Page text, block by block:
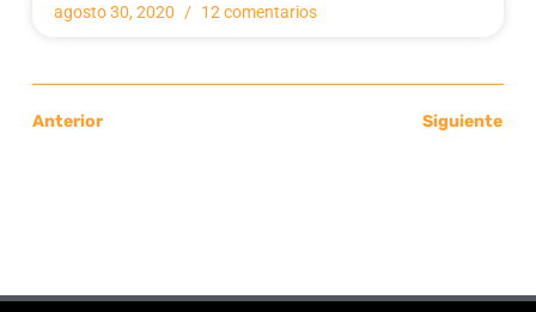
agosto 30, 2020 12 comentarios
Anterior Siguiente